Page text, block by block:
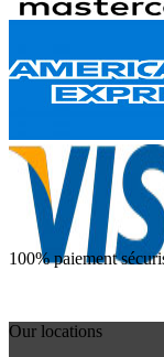
100% paiement
Our locations